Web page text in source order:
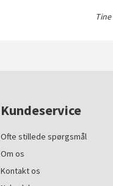
Kundeservice
Ofte stillede spørgsmål
Om os
Kontakt os